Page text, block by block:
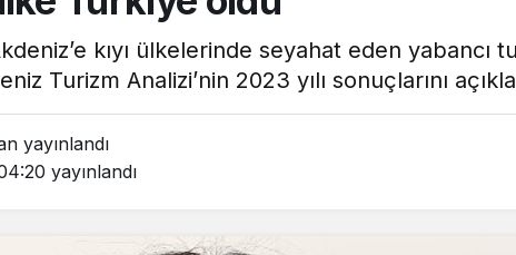
kıyı ülkelerinde seyahat eden
Turizm Analizi’nin 2023 yılı sonuçlarını
yayınlandı
yayınlandı